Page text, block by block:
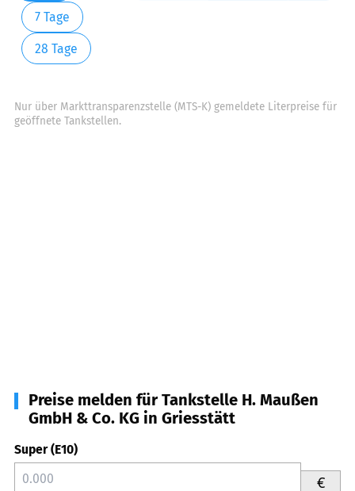
7 Tage
28 Tage
Nur über Markttransparenzstelle (MTS-K) gemeldete Literpreise für
geöffnete Tankstellen.
Preise melden für Tankstelle H. Maußen
GmbH & Co. KG in Griesstätt
Super (E10)
€